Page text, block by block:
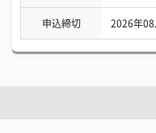
申込締切 2026年08